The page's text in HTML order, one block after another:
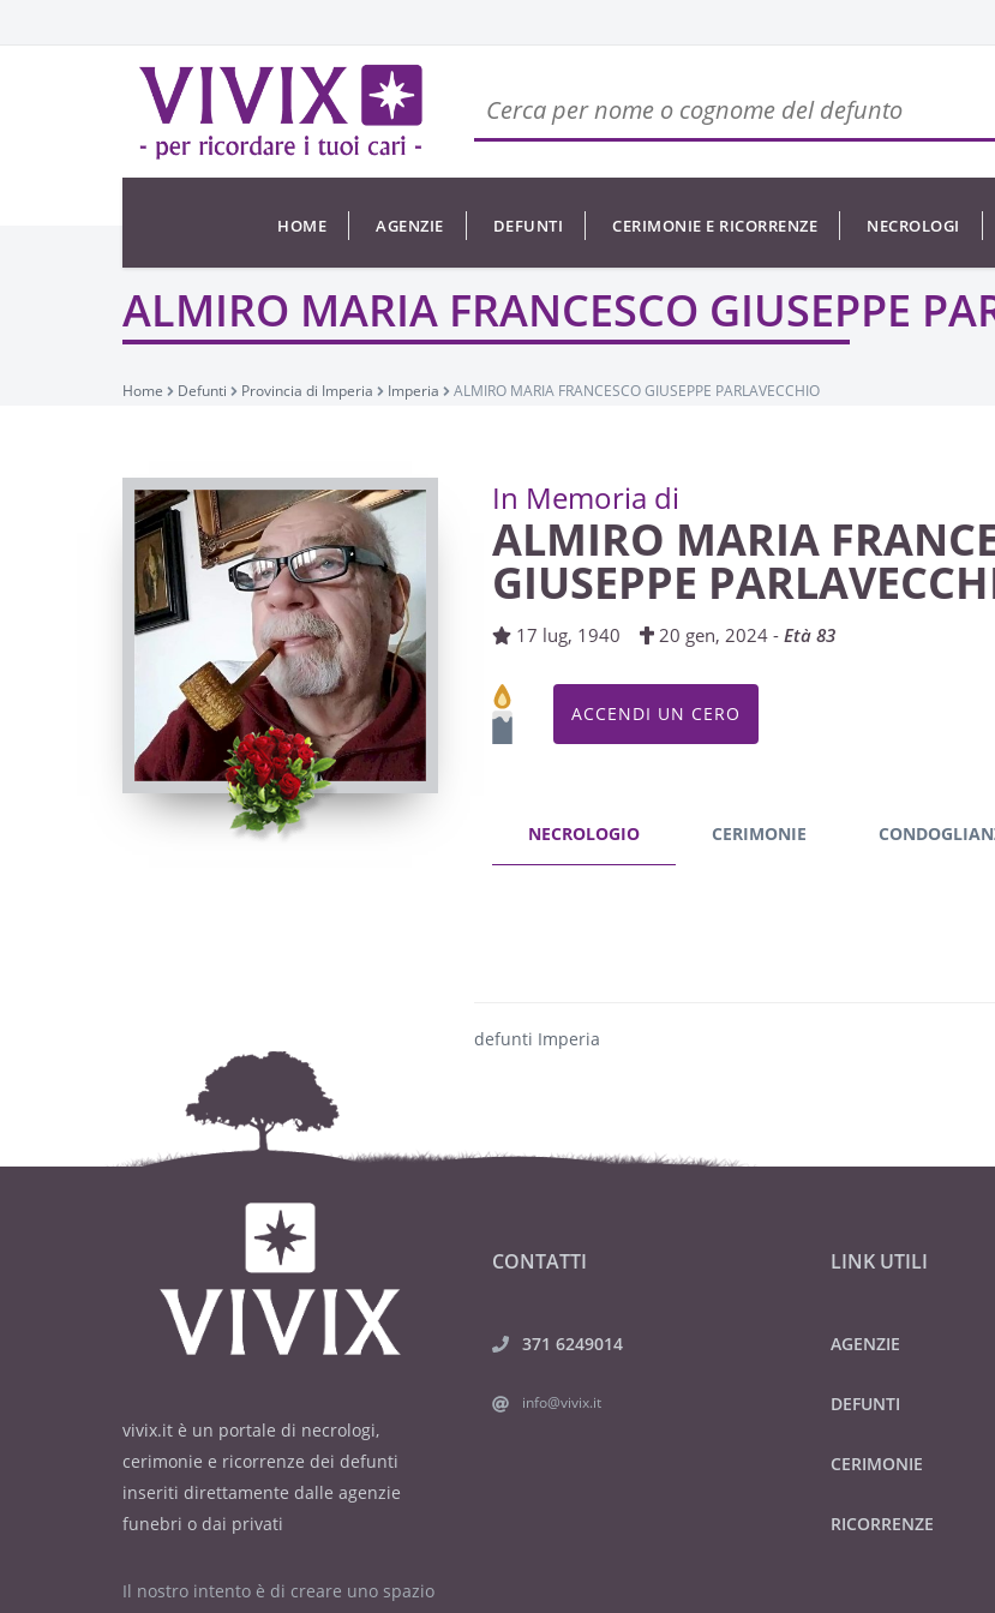
HOME AGENZIE DEFUNTI CERIMONIE E RICORRENZE NECROLOGI
ALMIRO MARIA FRANCESCO GIUSEPPE
Home Defunti Provincia di Imperia Imperia ALMIRO MARIA FRANCESCO GIUSEPPE PARLAVECCHIO
In Memoria di
ALMIRO MARIA
GIUSEPPE
17 lug, 1940 20 gen, 2024 - Età 83
ACCENDI UN CERO
NECROLOGIO CERIMONIE
defunti Imperia
vivix.it è un portale di necrologi,
cerimonie e ricorrenze dei defunti
inseriti direttamente dalle agenzie
funebri o dai privati
Il nostro intento è di creare uno spazio
CONTATTI
371 6249014
info@vivix.it
LINK UTILI
AGENZIE
DEFUNTI
CERIMONIE
RICORRENZE